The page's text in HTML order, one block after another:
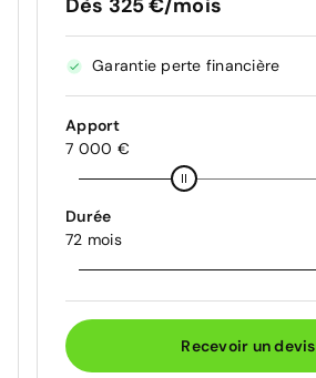
Dès 325 €/mois
Garantie perte financière
Apport
7 000 €
Durée
72 mois
Recevoir un devis